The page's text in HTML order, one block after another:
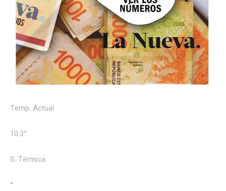
Temp. Actual
10.3°
S. Térmica
°